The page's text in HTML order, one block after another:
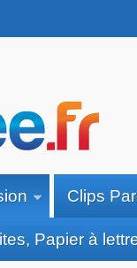
Clips
Papier à